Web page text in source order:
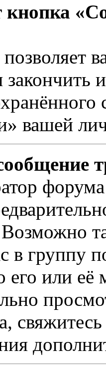
кнопка
закончить
вашей
в группу
его или